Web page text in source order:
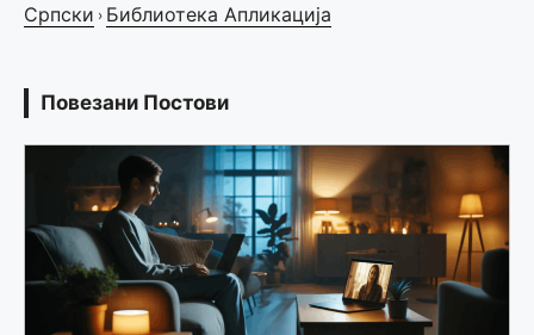
Српски › Библиотека Апликација
Повезани Постови